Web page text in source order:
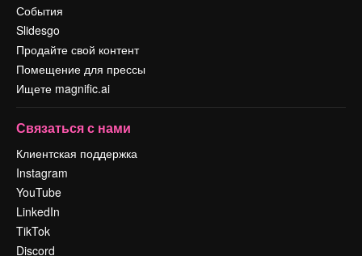
События
Slidesgo
Продайте свой контент
Помещение для прессы
Ищете magnific.ai
Связаться с нами
Клиентская поддержка
Instagram
YouTube
LinkedIn
TikTok
Discord